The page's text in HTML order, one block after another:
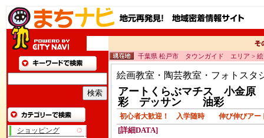
ショッピング
千葉県 松戸市 タウンガイド エリア > 絵
絵画教室・陶芸教室・フォトスタ
アートくらぶマチス 小金
彩 デッサン 油彩
初心者大歓迎！ 入学随時 伸び伸びアー
[詳細DATA]